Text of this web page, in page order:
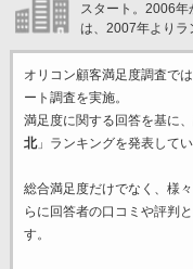
スタート。2006年
は、2007年よりラ
オリコン顧客満足度調査で
ート調査を実施。
満足度に関する回答を基に
北」ランキングを発表してい
総合満足度だけでなく、様
らに回答者の口コミや評判
す。